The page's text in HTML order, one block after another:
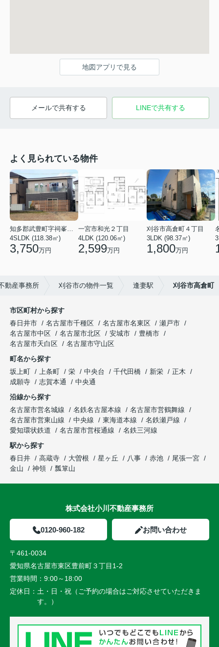
地図アプリで見る
メールで共有する LINEで共有する
よく見られている物件
知多郡武豊町字祠峯３丁目
4SLDK (118.38㎡)
3,750万円
一宮市和光２丁目
4LDK (120.06㎡)
2,599万円
刈谷市高倉町４丁目
3LDK (98.37㎡)
1,800万円
動産事務所 刈谷市の物件一覧 逢妻駅 刈谷市高倉町
市区町村から探す
春日井市
名古屋市千種区 名古屋市名東区
瀬戸市
名古屋市中区
名古屋市北区 安城市
豊橋市
名古屋市天白区
名古屋市守山区
町名から探す
坂上町
上条町 栄 中央台 千代田橋 新栄
正木
成願寺
志賀本通
中央通
沿線から探す
名古屋市営名城線
名鉄名古屋本線
名古屋市営鶴舞線
名古屋市営東山線
中央線 東海道本線
名鉄瀬戸線
愛知環状鉄道
名古屋市営桜通線
名鉄三河線
駅から探す
春日井
高蔵寺 大曽根 星ヶ丘 八事 赤池
尾張一宮
金山
神領 瓢箪山
株式会社小川不動産事務所
0120-960-182 お問い合わせ
〒461-0034
愛知県名古屋市東区豊前町３丁目1-2
営業時間： 9:00～18:00
定休日： 土・日・祝（ご予約の場合はご対応させていただきま
す。）